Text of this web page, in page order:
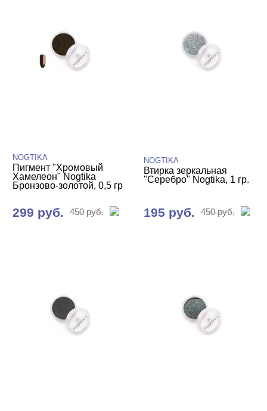
NOGTIKA
Пигмент "Хромовый
Хамелеон" Nogtika
Бронзово-золотой, 0,5 гр
299 руб. 450 руб.
NOGTIKA
Втирка зеркальная
"Серебро" Nogtika, 1 гр.
195 руб. 450 руб.